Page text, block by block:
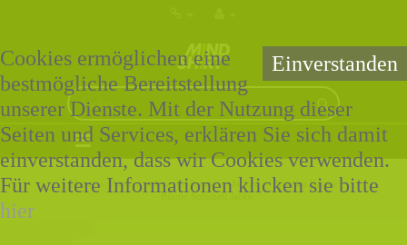
0 Artikel - 0,00€ *
Home Partner » Kazoku Karate » Jacken »
Kazoku Karate
- Bionic Softshell Jacke
Einverstanden
Cookies ermöglichen eine
bestmögliche Bereitstellung
unserer Dienste. Mit der Nutzung dieser
Seiten und Services, erklären Sie sich damit
einverstanden, dass wir Cookies verwenden.
Für weitere Informationen klicken sie bitte
hier